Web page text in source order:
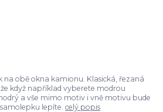
na obě okna kamionu. Klasická, řezaná
když například vyberete modrou
a vše mimo motiv i vně motivu bude
lepíte. celý popis